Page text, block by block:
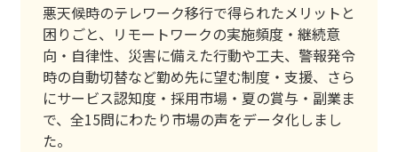
悪天候時のテレワーク移行で得られたメリットと
困りごと、リモートワークの実施頻度・継続意
向・自律性、災害に備えた行動や工夫、警報発令
時の自動切替など勤め先に望む制度・支援、さら
にサービス認知度・採用市場・夏の賞与・副業ま
で、全15問にわたり市場の声をデータ化しまし
た。